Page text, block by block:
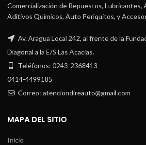
Comercialización de Repuestos, Lubricantes,
Aditivos Químicos, Auto Periquitos, y
Av. Aragua Local 242, al frente de la
Diagonal a la E/S Las Acacias.
Teléfonos: 0243-2368413
0414-4499185
Correo: atenciondireauto@gmail.com
MAPA DEL SITIO
Inicio